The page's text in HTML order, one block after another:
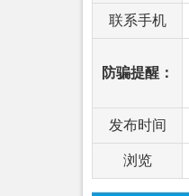
联系手机
防骗提醒：
发布时间
浏览